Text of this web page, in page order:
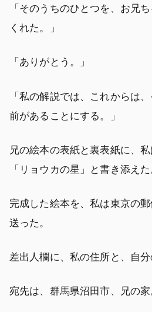
「そのうちのひとつを、お兄
くれた。」
「ありがとう。」
「私の解説では、これからは
前があることにする。」
兄の絵本の表紙と裏表紙に、
「リョウカの星」と書き添えた
完成した絵本を、私は東京の
送った。
差出人欄に、私の住所と、自分
宛先は、群馬県沼田市、兄の家